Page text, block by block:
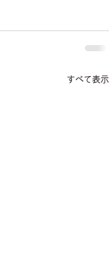
すべて表示